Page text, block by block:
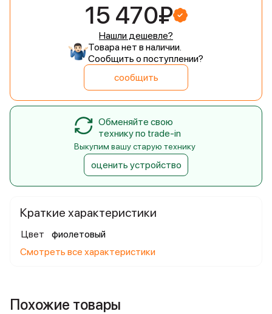
Краткие характеристики
Цвет
фиолетовый
Смотреть все характеристики
15 470₽
Нашли дешевле?
Товара нет в наличии.
Сообщить о поступлении?
сообщить
Обменяйте свою
технику по trade-in
Выкупим вашу старую технику
оценить устройство
Похожие товары